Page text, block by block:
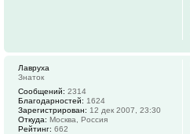
Лавруха
Знаток
Сообщений: 2314
Благодарностей: 1624
Зарегистрирован: 12 дек 2007, 23:30
Откуда: Москва, Россия
Рейтинг: 662